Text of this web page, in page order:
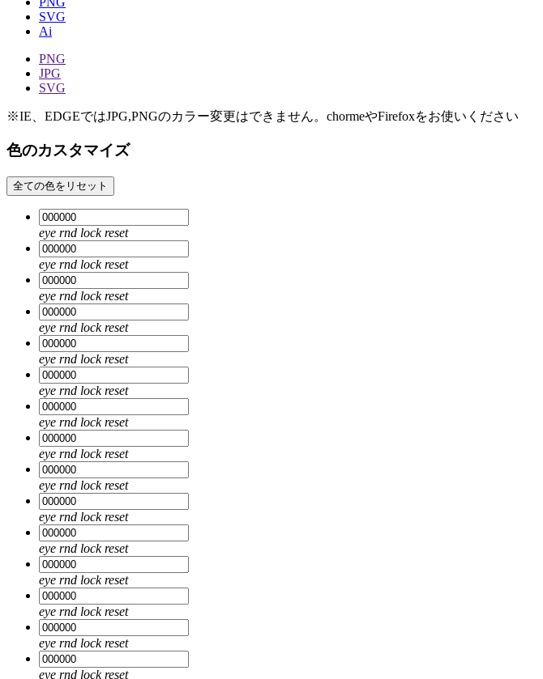
SVG
Ai
PNG
JPG
SVG
※IE、EDGEではJPG,PNGのカラー変更はできません。chormeやFirefoxをお使いください
色のカスタマイズ
全ての色をリセット
eye rnd lock reset
eye rnd lock reset
eye rnd lock reset
eye rnd lock reset
eye rnd lock reset
eye rnd lock reset
eye rnd lock reset
eye rnd lock reset
eye rnd lock reset
eye rnd lock reset
eye rnd lock reset
eye rnd lock reset
eye rnd lock reset
eye rnd lock reset
eye rnd lock reset